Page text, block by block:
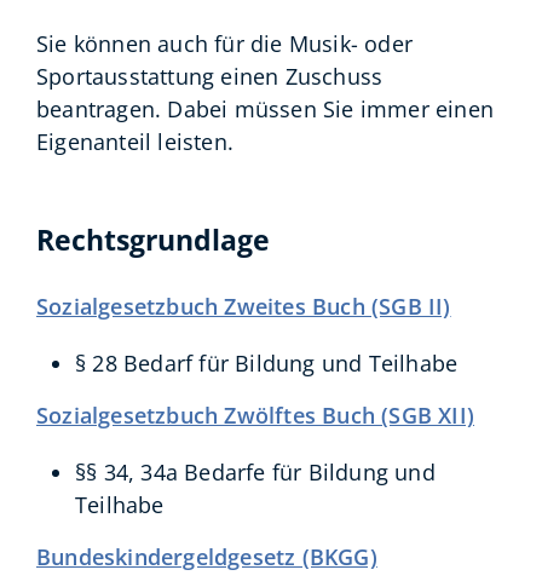
Sie können auch für die Musik- oder
Sportausstattung einen Zuschuss
beantragen. Dabei müssen Sie immer einen
Eigenanteil leisten.
Rechtsgrundlage
Sozialgesetzbuch Zweites Buch (SGB II)
§ 28 Bedarf für Bildung und Teilhabe
Sozialgesetzbuch Zwölftes Buch (SGB XII)
§§ 34, 34a Bedarfe für Bildung und
Teilhabe
Bundeskindergeldgesetz (BKGG)